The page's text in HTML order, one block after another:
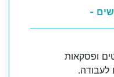
-
ופסקאות
לעבודה.